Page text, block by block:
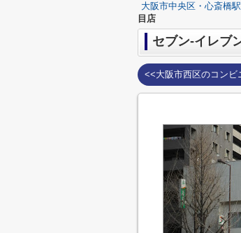
大阪市中央区・心斎橋
目店
セブン-イレブ
<<大阪市西区のコンビ